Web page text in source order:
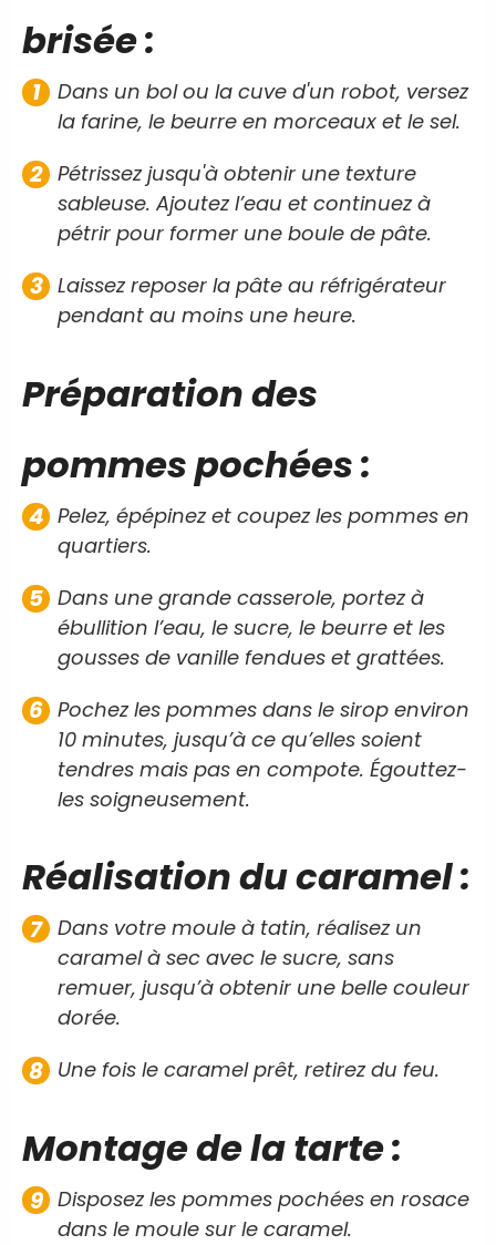
brisée :
Dans un bol ou la cuve d'un robot, versez
la farine, le beurre en morceaux et le sel.
Pétrissez jusqu'à obtenir une texture
sableuse. Ajoutez l’eau et continuez à
pétrir pour former une boule de pâte.
Laissez reposer la pâte au réfrigérateur
pendant au moins une heure.
Préparation des
pommes pochées :
Pelez, épépinez et coupez les pommes en
quartiers.
Dans une grande casserole, portez à
ébullition l’eau, le sucre, le beurre et les
gousses de vanille fendues et grattées.
Pochez les pommes dans le sirop environ
10 minutes, jusqu’à ce qu’elles soient
tendres mais pas en compote. Égouttez-
les soigneusement.
Réalisation du caramel :
Dans votre moule à tatin, réalisez un
caramel à sec avec le sucre, sans
remuer, jusqu’à obtenir une belle couleur
dorée.
Une fois le caramel prêt, retirez du feu.
Montage de la tarte :
Disposez les pommes pochées en rosace
dans le moule sur le caramel.